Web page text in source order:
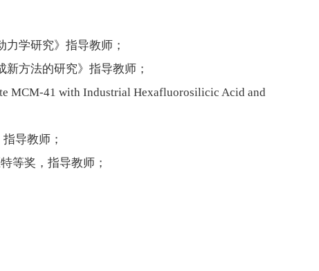
学研究》指导教师；
方法的研究》指导教师；
MCM-41 with Industrial Hexafluorosilicic Acid and
导教师；
等奖，指导教师；